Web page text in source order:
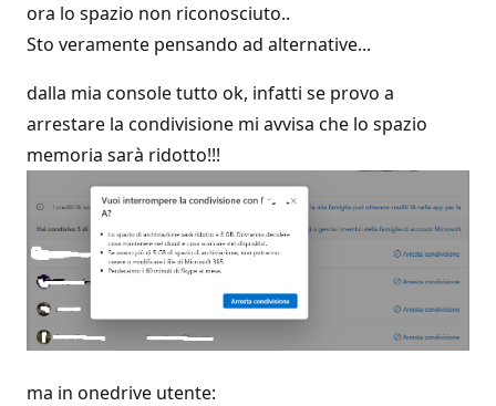
ora lo spazio non riconosciuto..
Sto veramente pensando ad alternative...
dalla mia console tutto ok, infatti se provo a
arrestare la condivisione mi avvisa che lo spazio
memoria sarà ridotto!!!
ma in onedrive utente: